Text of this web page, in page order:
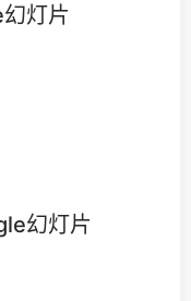
灯片
幻灯片